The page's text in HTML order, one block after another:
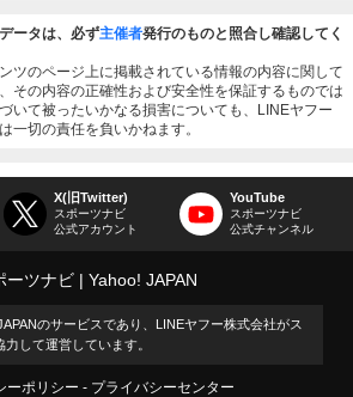
ータは、必ず主催者発行のものと照合し確認してく
ツのページ上に掲載されている情報の内容に関して
その内容の正確性および安全性を保証するものでは
いて被ったいかなる損害についても、LINEヤフー
一切の責任を負いかねます。
X(旧Twitter)
スポーツナビ
公式アカウント
YouTube
スポーツナビ
公式チャンネル
ーツナビ Yahoo! JAPAN
のサービスであり、LINEヤフー株式会社がス
して運営しています。
ーポリシー プライバシーセンター